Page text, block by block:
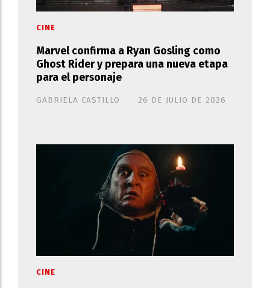
Marvel confirma a Ryan Gosling como
Ghost Rider y prepara una nueva etapa
para el personaje
GABRIELA CASTILLO
CINE
26 DE JULIO DE 2026
CINE